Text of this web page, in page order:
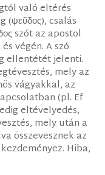
való eltérés
(ψεῦδος), csalás
szót az apostol
végén. A szó
ellentétét jelenti.
mely az
vágyakkal, az
(pl. Ef
eltévelyedés,
mely után a
összevesznek az
Hiba,